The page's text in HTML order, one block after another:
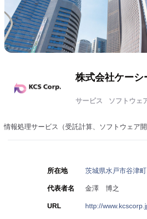
株式会社ケーシ
サービス ソフトウェ
情報処理サービス（受託計算、ソフトウェア開
所在地 茨城県水戸市谷津
代表者名 金澤 博之
URL http://